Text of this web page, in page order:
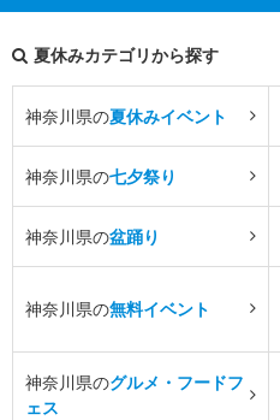
夏休みカテゴリから探す
神奈川県の夏休みイベント
神奈川県の七夕祭り
神奈川県の盆踊り
神奈川県の無料イベント
神奈川県のグルメ・フードフ
ェス